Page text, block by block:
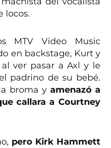
locos.
MTV Video Music
en backstage, Kurt y
ver pasar a Axl y le
padrino de su bebé.
broma y amenazó a
callara a Courtney
pero Kirk Hammett